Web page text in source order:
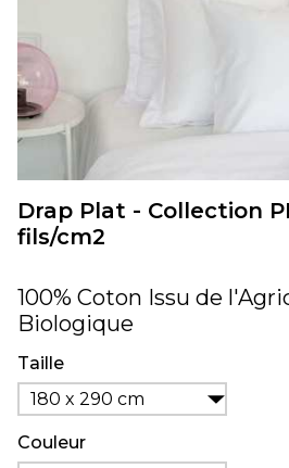
Drap Plat - Collection
fils/cm2
100% Coton Issu de
Biologique
Taille
180 x 290 cm
Couleur